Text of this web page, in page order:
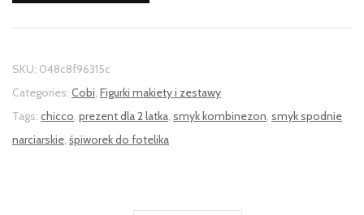
SKU: 048c8f96315c
Categories: Cobi, Figurki makiety i zestawy
Tags: chicco, prezent dla 2 latka, smyk kombinezon, smyk spodnie
narciarskie, śpiworek do fotelika